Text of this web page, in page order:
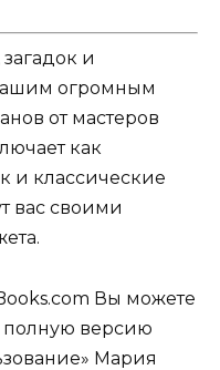
и
огромным
от мастеров
как
и классические
вас своими
Вы можете
полную версию
Мария